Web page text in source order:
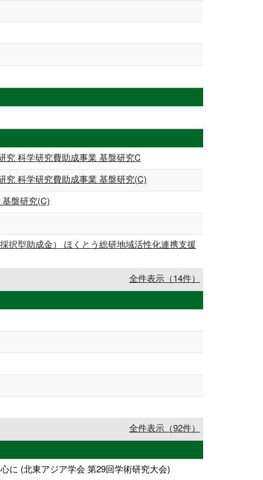
究 科学研究費助成事業 基盤研究C
究 科学研究費助成事業 基盤研究(C)
盤研究(C)
択型助成金） ほくとう総研地域活性化連携支援
全件表示（14件）
全件表示（92件）
に (北東アジア学会 第29回学術研究大会)